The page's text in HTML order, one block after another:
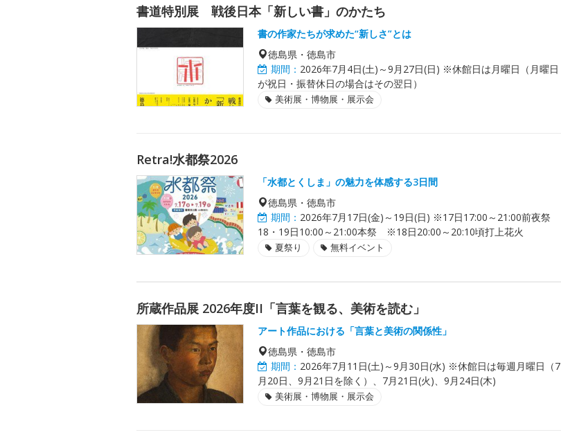
書道特別展 戦後日本「新しい書」のかたち
書の作家たちが求めた“新しさ”とは
徳島県・徳島市
期間： 2026年7月4日(土)～9月27日(日) ※休館日は月曜日（月曜日
が祝日・振替休日の場合はその翌日）
美術展・博物展・展示会
Retra!水都祭2026
「水都とくしま」の魅力を体感する3日間
徳島県・徳島市
期間： 2026年7月17日(金)～19日(日) ※17日17:00～21:00前夜祭
18・19日10:00～21:00本祭 ※18日20:00～20:10頃打上花火
夏祭り 無料イベント
所蔵作品展 2026年度II「言葉を観る、美術を読む」
アート作品における「言葉と美術の関係性」
徳島県・徳島市
期間： 2026年7月11日(土)～9月30日(水) ※休館日は毎週月曜日（7
月20日、9月21日を除く）、7月21日(火)、9月24日(木)
美術展・博物展・展示会